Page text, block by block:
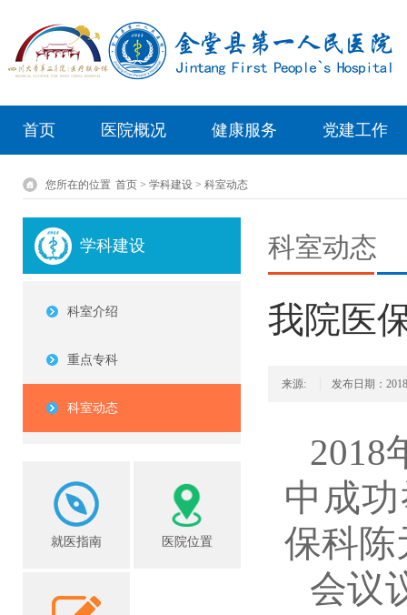
首页 医院概况 健康服务 党建工作
您所在的位置 首页 > 学科建设 > 科室动态
学科建设
科室介绍
重点专科
科室动态
就医指南 医院位置
科室动态
我院医
来源: 发布日期：
2018
中成
保科陈
会议